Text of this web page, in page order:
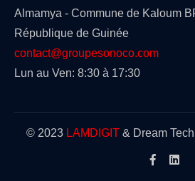
Almamya - Commune de Kaloum
République de Guinée
contact@groupesonoco.com
Lun au Ven: 8:30 à 17:30
© 2023 LAMDIGIT& Dream